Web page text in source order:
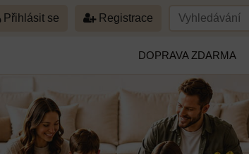
Přihlásit se Registrace
DOPRAVA ZDARMA